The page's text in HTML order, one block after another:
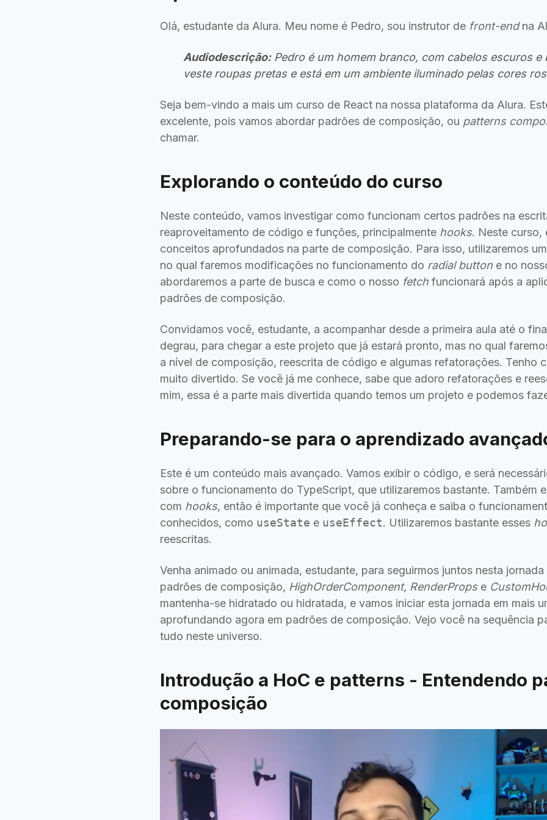
Olá, estudante da Alura. Meu nome é Pedro, sou instrutor de front-endna
Audiodescrição:Pedro é um homem branco, com cabelos escuros e
veste roupas pretas e está em um ambiente iluminado pelas cores
Seja bem-vindo a mais um curso de React na nossa plataforma da Alura.
excelente, pois vamos abordar padrões de composição, ou patterns
chamar.
Explorando o conteúdo do curso
Neste conteúdo, vamos investigar como funcionam certos padrões na
reaproveitamento de código e funções, principalmente hooks. Neste curso,
conceitos aprofundados na parte de composição. Para isso, utilizaremos
no qual faremos modificações no funcionamento do radial button e no
abordaremos a parte de busca e como o nosso fetch funcionará após a
padrões de composição.
Convidamos você, estudante, a acompanhar desde a primeira aula até o
degrau, para chegar a este projeto que já estará pronto, mas no qual
a nível de composição, reescrita de código e algumas refatorações. Tenho
muito divertido. Se você já me conhece, sabe que adoro refatorações e
mim, essa é a parte mais divertida quando temos um projeto e podemos
Preparando-se para o aprendizado
Este é um conteúdo mais avançado. Vamos exibir o código, e será
sobre o funcionamento do TypeScript, que utilizaremos bastante. Também
com hooks, então é importante que você já conheça e saiba o
conhecidos, como useState e useEffect. Utilizaremos bastante esses
reescritas.
Venha animado ou animada, estudante, para seguirmos juntos nesta
padrões de composição, HighOrderComponent, RenderProps e
mantenha-se hidratado ou hidratada, e vamos iniciar esta jornada em mais
aprofundando agora em padrões de composição. Vejo você na sequência
tudo neste universo.
Introdução a HoC e patterns - Entendendo
composição